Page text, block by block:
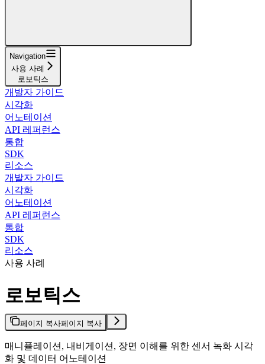
Navigation
사용 사례
로보틱스
개발자 가이드
시각화
어노테이션
API 레퍼런스
통합
SDK
리소스
개발자 가이드
시각화
어노테이션
API 레퍼런스
통합
SDK
리소스
사용 사례
로보틱스
페이지 복사페이지 복사
매니퓰레이션, 내비게이션, 장면 이해를 위한 센서 녹화 시각
화 및 데이터 어노테이션